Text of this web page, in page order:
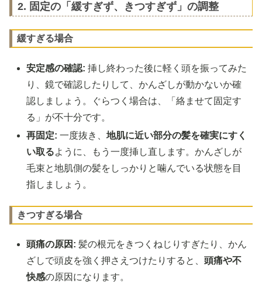
2. 固定の「緩すぎず、きつすぎず」の調整
緩すぎる場合
安定感の確認: 挿し終わった後に軽く頭を振ってみた
り、鏡で確認したりして、かんざしが動かないか確
認しましょう。ぐらつく場合は、「絡ませて固定す
る」が不十分です。
再固定: 一度抜き、地肌に近い部分の髪を確実にすく
い取るように、もう一度挿し直します。かんざしが
毛束と地肌側の髪をしっかりと噛んでいる状態を目
指しましょう。
きつすぎる場合
頭痛の原因: 髪の根元をきつくねじりすぎたり、かん
ざしで頭皮を強く押さえつけたりすると、頭痛や不
快感の原因になります。